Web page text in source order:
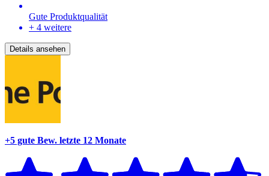
Gute Produktqualität
+ 4 weitere
Details ansehen
+5 gute Bew. letzte 12 Monate